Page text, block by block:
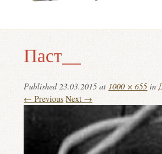
Паст__
Published23.03.2015 at 1000 × 655 in
← Previous Next →